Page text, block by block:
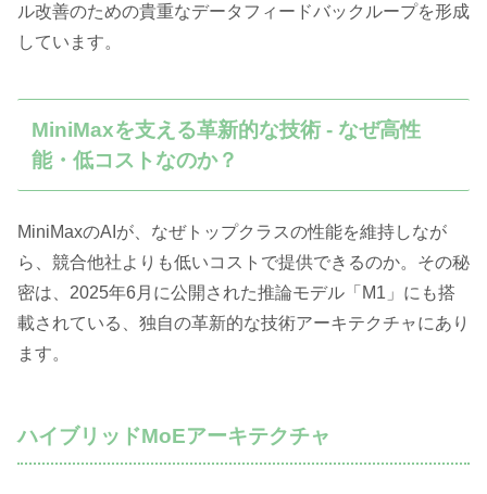
ル改善のための貴重なデータフィードバックループを形成
しています。
MiniMaxを支える革新的な技術 - なぜ高性
能・低コストなのか？
MiniMaxのAIが、なぜトップクラスの性能を維持しなが
ら、競合他社よりも低いコストで提供できるのか。その秘
密は、2025年6月に公開された推論モデル「M1」にも搭
載されている、独自の革新的な技術アーキテクチャにあり
ます。
ハイブリッドMoEアーキテクチャ